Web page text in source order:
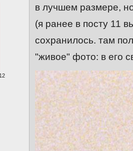
в лучшем размере,
(я ранее в посту 11
сохранилось. там
"живое" фото: в его